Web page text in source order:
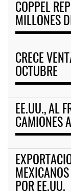
COPPEL
MILLONES
CRECE
OCTUBRE
EE.UU., AL
CAMIONES
POR EE.UU.